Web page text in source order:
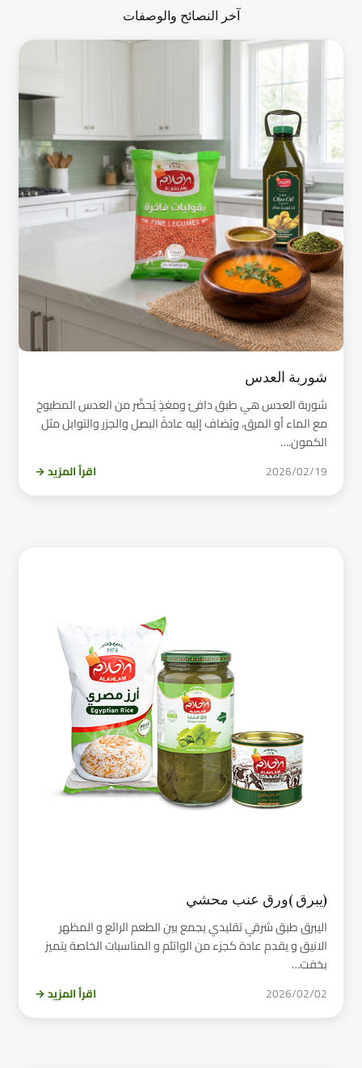
آخر النصائح والوصفات
شوربة العدس
شوربة العدس هي طبق دافئ ومغذٍ يُحضَّر من العدس المطبوخ
مع الماء أو المرق، ويُضاف إليه عادةً البصل والجزر والتوابل مثل
الكمون.…
2026/02/19 اقرأ المزيد →
(يبرق )ورق عنب محشي
اليبرق طبق شرقي تقليدي يجمع بين الطعم الرائع و المظهر
الانيق و يقدم عادة كجزء من الواتئم و المناسبات الخاصة يتميز
بخفت…
2026/02/02 اقرأ المزيد →